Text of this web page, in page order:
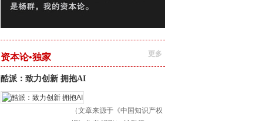
更多
资本论•独家
酷派：致力创新 拥抱AI
（文章来源于《中国知识产权